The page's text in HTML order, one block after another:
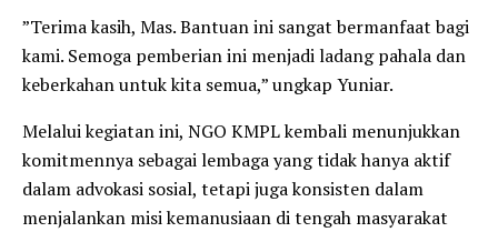
​”Terima kasih, Mas. Bantuan ini sangat bermanfaat bagi
kami. Semoga pemberian ini menjadi ladang pahala dan
keberkahan untuk kita semua,” ungkap Yuniar.
​Melalui kegiatan ini, NGO KMPL kembali menunjukkan
komitmennya sebagai lembaga yang tidak hanya aktif
dalam advokasi sosial, tetapi juga konsisten dalam
menjalankan misi kemanusiaan di tengah masyarakat